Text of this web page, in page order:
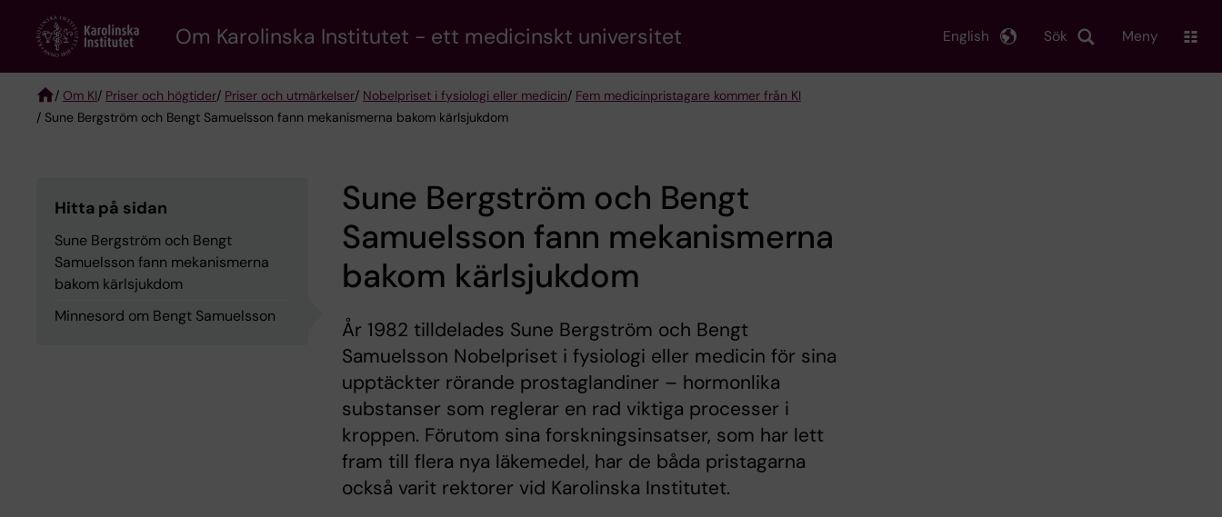
content
Om Karolinska Institutet - ett medicinskt universitet Sök
English Meny
Breadcrumb
/ Om KI/ Priser och högtider/ Priser och utmärkelser/ Nobelpriset i fysiologi eller medicin/ Fem medicinpristagare kommer från KI
/ Sune Bergström och Bengt Samuelsson fann mekanismerna bakom kärlsjukdom
Hitta på sidan
Sune Bergström och Bengt
Samuelsson fann mekanismerna
bakom kärlsjukdom
Minnesord om Bengt Samuelsson
Sune Bergström och Bengt
Samuelsson fann mekanismerna
bakom kärlsjukdom
År 1982 tilldelades Sune Bergström och Bengt
Samuelsson Nobelpriset i fysiologi eller medicin för sina
upptäckter rörande prostaglandiner – hormonlika
substanser som reglerar en rad viktiga processer i
kroppen. Förutom sina forskningsinsatser, som har lett
fram till flera nya läkemedel, har de båda pristagarna
också varit rektorer vid Karolinska Institutet.